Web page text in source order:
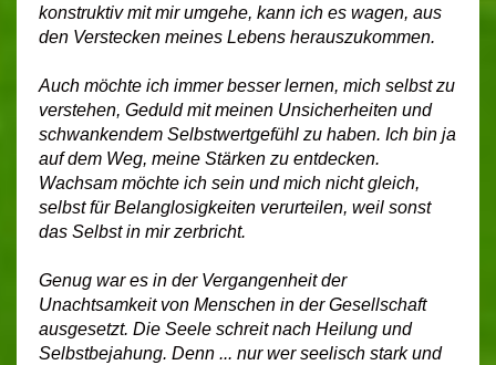
konstruktiv mit mir umgehe, kann ich es wagen, aus
den Verstecken meines Lebens herauszukommen.
Auch möchte ich immer besser lernen, mich selbst zu
verstehen, Geduld mit meinen Unsicherheiten und
schwankendem Selbstwertgefühl zu haben. Ich bin ja
auf dem Weg, meine Stärken zu entdecken.
Wachsam möchte ich sein und mich nicht gleich,
selbst für Belanglosigkeiten verurteilen, weil sonst
das Selbst in mir zerbricht.
Genug war es in der Vergangenheit der
Unachtsamkeit von Menschen in der Gesellschaft
ausgesetzt. Die Seele schreit nach Heilung und
Selbstbejahung. Denn ... nur wer seelisch stark und